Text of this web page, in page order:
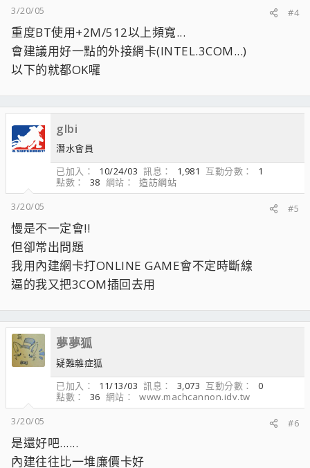
3/20/05
#4
重度BT使用+2M/512以上頻寬...
會建議用好一點的外接網卡(INTEL.3COM...)
以下的就都OK囉
glbi
潛水會員
已加入
10/24/03 訊息 1,981 互動分數
1
點數
38 網站
造訪網站
3/20/05
#5
慢是不一定會!!
但卻常出問題
我用內建網卡打ONLINE GAME會不定時斷線
逼的我又把3COM插回去用
夢夢狐
疑難雜症狐
已加入
11/13/03 訊息 3,073 互動分數
0
點數
36 網站
www.machcannon.idv.tw
3/20/05
#6
是還好吧......
內建往往比一堆廉價卡好